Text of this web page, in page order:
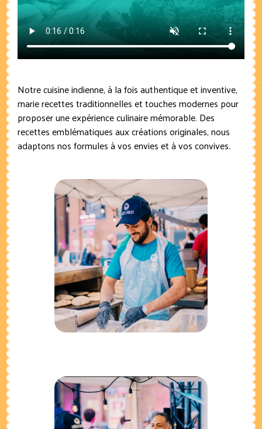
Notre cuisine indienne, à la fois authentique et inventive,
marie recettes traditionnelles et touches modernes pour
proposer une expérience culinaire mémorable. Des
recettes emblématiques aux créations originales, nous
adaptons nos formules à vos envies et à vos convives.